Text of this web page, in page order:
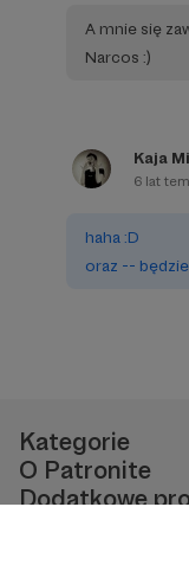
A mnie się
Narcos :)
Kaja
6 lat
haha :D
oraz --
Kategorie
O Patronite
Dodatkowe